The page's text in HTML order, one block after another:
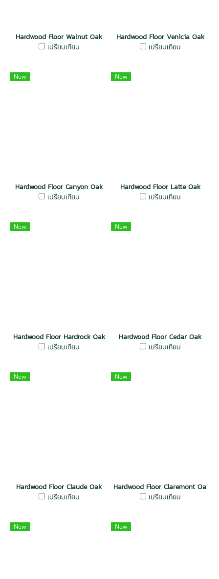
Hardwood Floor Walnut Oak
เปรียบเทียบ
Hardwood Floor Venicia Oak
เปรียบเทียบ
New
Hardwood Floor Canyon Oak
เปรียบเทียบ
New
Hardwood Floor Latte Oak
เปรียบเทียบ
New
Hardwood Floor Hardrock Oak
เปรียบเทียบ
New
Hardwood Floor Cedar Oak
เปรียบเทียบ
New
Hardwood Floor Claude Oak
เปรียบเทียบ
New
Hardwood Floor Claremont Oak
เปรียบเทียบ
New New